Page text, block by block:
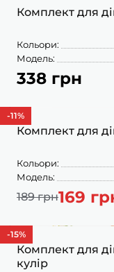
Комплект для
Кольори:
Модель:
338 грн
-11%
Комплект для
Кольори:
Модель:
189 грн169
-15%
Комплект для
кулір